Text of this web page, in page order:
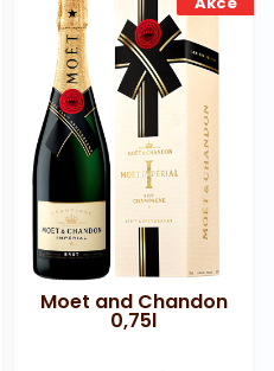
Moet and Chandon
0,75l